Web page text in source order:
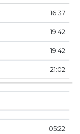
16:37
19:42
19:42
21:02
05:22